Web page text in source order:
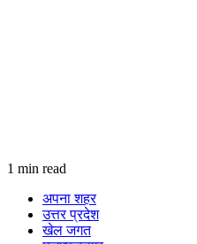
1 min read
अपना शहर
उत्तर प्रदेश
खेल जगत